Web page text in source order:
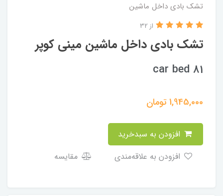
تشک بادی داخل ماشین
تشک بادی داخل ماشین مینی کوپر
از 32
car bed 81
1,945,000تومان
مقایسه